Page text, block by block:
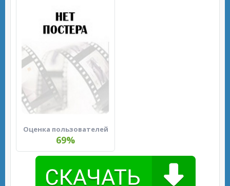
Оценка пользователей
69%